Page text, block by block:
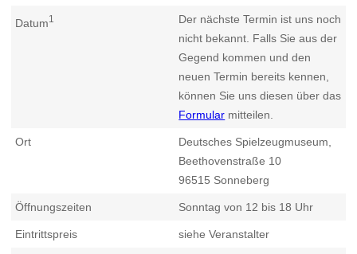
Datum1
Der nächste Termin ist uns noch
nicht bekannt. Falls Sie aus der
Gegend kommen und den
neuen Termin bereits kennen,
können Sie uns diesen über das
Formular mitteilen.
Ort
Deutsches Spielzeugmuseum,
Beethovenstraße 10
96515 Sonneberg
Öffnungszeiten Sonntag von 12 bis 18 Uhr
Eintrittspreis siehe Veranstalter